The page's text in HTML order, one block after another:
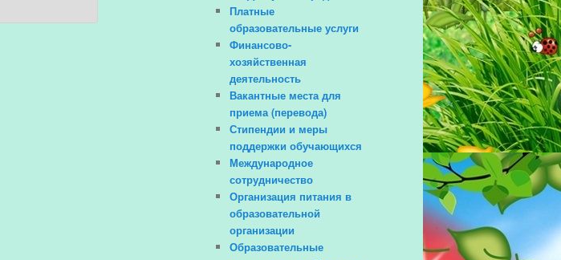
Платные
образовательные услуги
Финансово-
хозяйственная
деятельность
Вакантные места для
приема (перевода)
Стипендии и меры
поддержки обучающихся
Международное
сотрудничество
Организация питания в
образовательной
организации
Образовательные